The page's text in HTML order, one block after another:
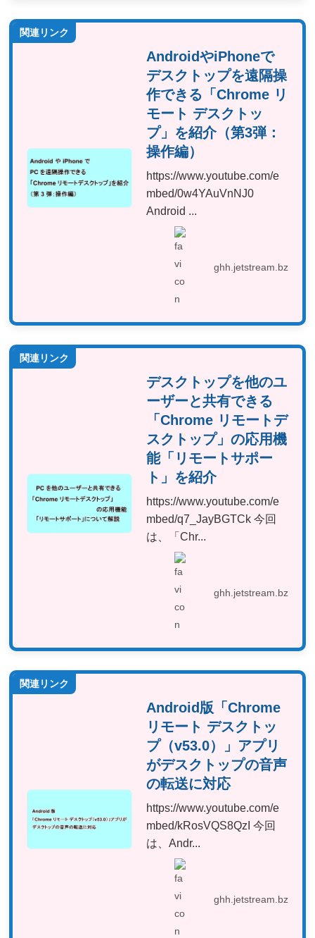
関連リンク
AndroidやiPhoneで
デスクトップを遠隔操
作できる「Chrome リ
モート デスクトッ
プ」を紹介（第3弾：
操作編）
https://www.youtube.com/e
mbed/0w4YAuVnNJ0
Android ...
ghh.jetstream.bz
関連リンク
デスクトップを他のユ
ーザーと共有できる
「Chrome リモートデ
スクトップ」の応用機
能「リモートサポー
ト」を紹介
https://www.youtube.com/e
mbed/q7_JayBGTCk 今回
は、「Chr...
ghh.jetstream.bz
関連リンク
Android版「Chrome
リモート デスクトッ
プ（v53.0）」アプリ
がデスクトップの音声
の転送に対応
https://www.youtube.com/e
mbed/kRosVQS8QzI 今回
は、Andr...
ghh.jetstream.bz